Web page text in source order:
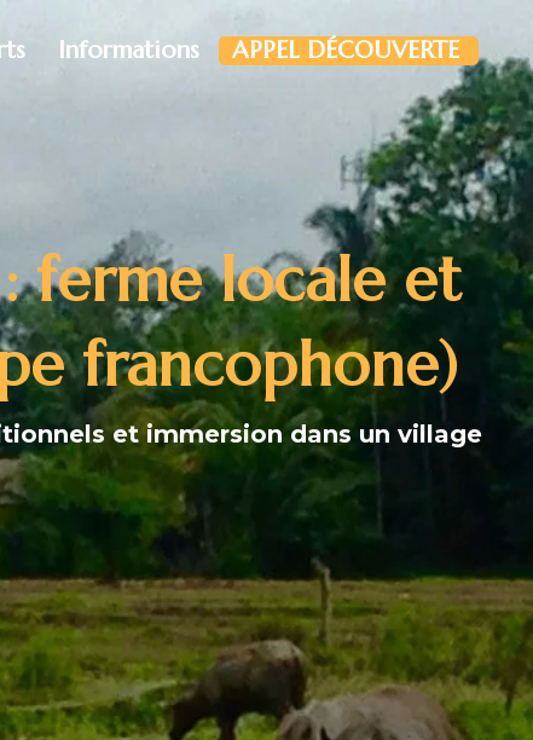
Informations APPEL DÉCOUVERTE
ferme locale et
francophone)
et immersion dans un village